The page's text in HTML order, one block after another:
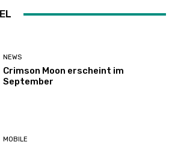
NEWS
Crimson Moon erscheint im
September
MOBILE